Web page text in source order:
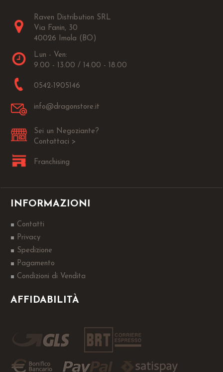
Raven Distribution SRL
Via Fanin, 30
40026 Imola (BO)
Lun - Ven:
9.00 - 13.00 / 14.00 - 18.00
0542-1905146
info@dragonstore.it
Sei un Negoziante?
Contattaci >
Franchising
INFORMAZIONI
Contatti
Privacy
Spedizione
Pagamento
Condizioni di Vendita
AFFIDABILITÀ